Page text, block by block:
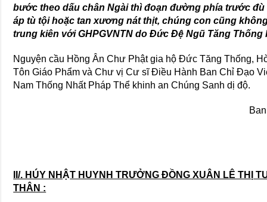
bước theo dấu chân Ngài thì đoạn đường phía trước
áp tù tội hoặc tan xương nát thịt, chúng con cũng
trung kiên với GHPGVNTN do Đức Đệ Ngũ Tăng Thống
Nguyện cầu Hồng Ân Chư Phật gia hộ Đức Tăng Thống,
Tôn Giáo Phẩm và Chư vị Cư sĩ Điều Hành Ban Chỉ Đạo
Nam Thống Nhất Pháp Thể khinh an Chúng Sanh dị độ.
II/. HÚY NHẬT HUYNH TRƯỞNG ĐỒNG XUÂN LÊ TH
THÂN :